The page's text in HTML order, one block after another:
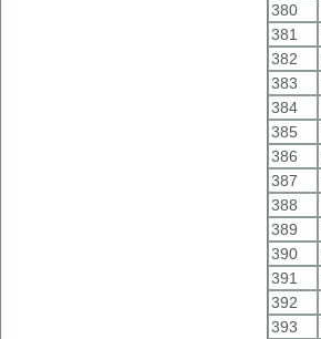
380
381
382
383
384
385
386
387
388
389
390
391
392
393